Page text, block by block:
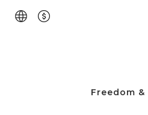
Freedom &